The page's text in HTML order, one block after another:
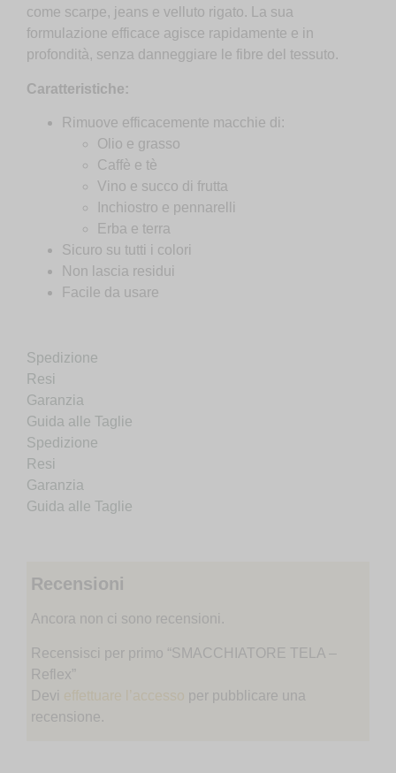
come scarpe, jeans e velluto rigato. La sua
formulazione efficace agisce rapidamente e in
profondità, senza danneggiare le fibre del tessuto.
Caratteristiche:
Rimuove efficacemente macchie di:
Olio e grasso
Caffè e tè
Vino e succo di frutta
Inchiostro e pennarelli
Erba e terra
Sicuro su tutti i colori
Non lascia residui
Facile da usare
Spedizione
Resi
Garanzia
Guida alle Taglie
Spedizione
Resi
Garanzia
Guida alle Taglie
Recensioni
Ancora non ci sono recensioni.
Recensisci per primo “SMACCHIATORE TELA –
Reflex”
Devi effettuare l’accesso per pubblicare una
recensione.